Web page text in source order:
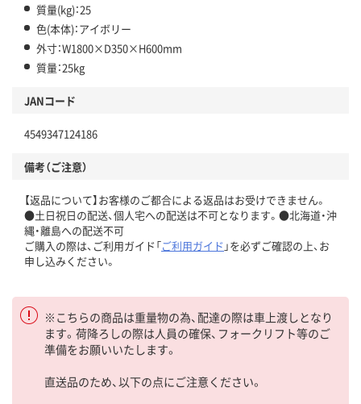
質量(kg)：25
色(本体)：アイボリー
外寸：W1800×D350×H600mm
質量：25kg
JANコード
4549347124186
備考（ご注意）
【返品について】お客様のご都合による返品はお受けできません。
●土日祝日の配送、個人宅への配送は不可となります。●北海道・沖
縄・離島への配送不可
ご購入の際は、ご利用ガイド「ご利用ガイド 」を必ずご確認の上、お
申し込みください。
※こちらの商品は重量物の為、配達の際は車上渡しとなり
ます。荷降ろしの際は人員の確保、フォークリフト等のご
準備をお願いいたします。
直送品のため、以下の点にご注意ください。